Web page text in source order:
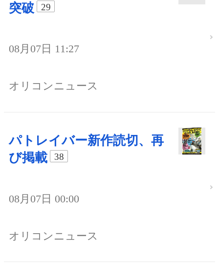
突破
29
08月07日 11:27
オリコンニュース
パトレイバー新作読切、再
び掲載
38
08月07日 00:00
オリコンニュース